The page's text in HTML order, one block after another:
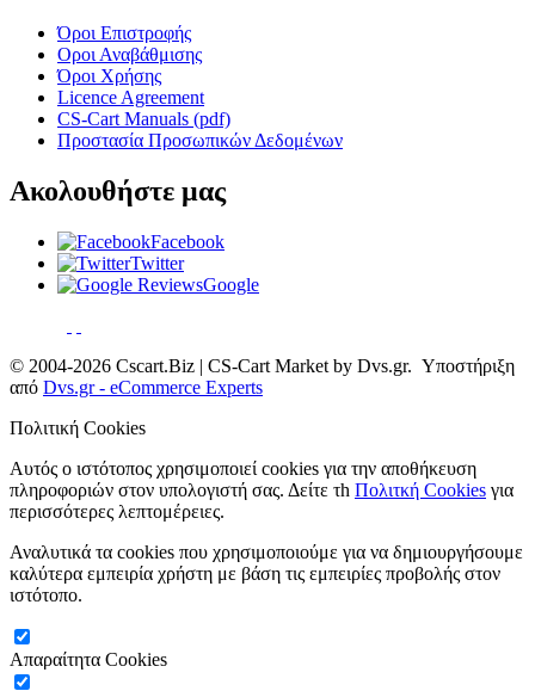
Όροι Επιστροφής
Οροι Αναβάθμισης
Όροι Χρήσης
Licence Agreement
CS-Cart Manuals (pdf)
Προστασία Προσωπικών Δεδομένων
Ακολουθήστε μας
Facebook
Twitter
Google
© 2004-2026 Cscart.Biz | CS-Cart Market by Dvs.gr. Υποστήριξη
από Dvs.gr - eCommerce Experts
Πολιτική Cookies
Αυτός ο ιστότοπος χρησιμοποιεί cookies για την αποθήκευση
πληροφοριών στον υπολογιστή σας. Δείτε τh Πολιτκή Cookies για
περισσότερες λεπτομέρειες.
Αναλυτικά τα cookies που χρησιμοποιούμε για να δημιουργήσουμε
καλύτερα εμπειρία χρήστη με βάση τις εμπειρίες προβολής στον
ιστότοπο.
Απαραίτητα Cookies